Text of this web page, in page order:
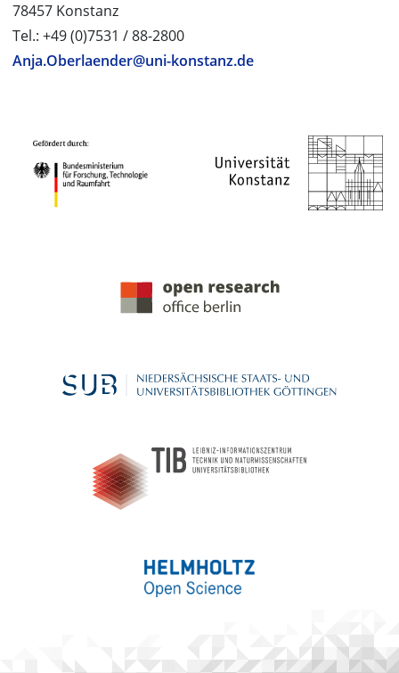
78457 Konstanz
Tel.: +49 (0)7531 / 88-2800
Anja.Oberlaender@uni-konstanz.de